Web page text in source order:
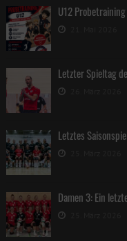
U12 Probetraining
Letzter Spieltag
Letztes
Damen 3: Ein